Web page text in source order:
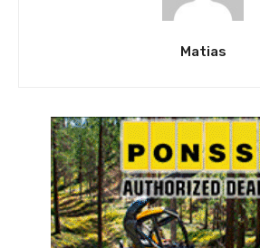
Matias